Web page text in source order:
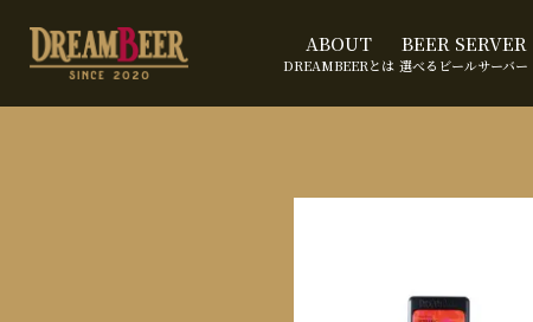
ABOUT
DREAMBEERとは
BEER SERVER
選べるビールサーバー